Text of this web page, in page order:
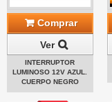
Comprar
Ver
INTERRUPTOR
LUMINOSO 12V AZUL.
CUERPO NEGRO